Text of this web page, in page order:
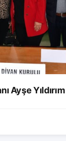
Ayşe